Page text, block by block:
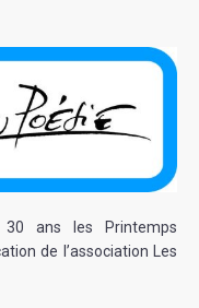
30 ans les Printemps
de l’association Les